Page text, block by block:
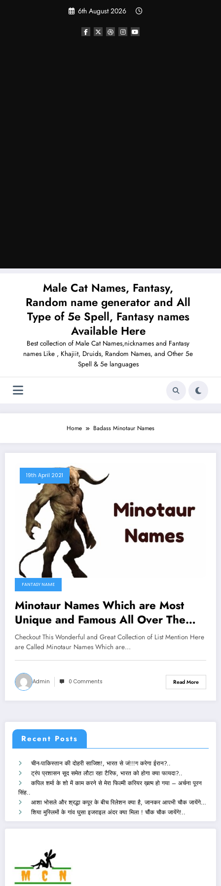
6th August 2026
Male Cat Names, Fantasy,
Random name generator and All
Type of 5e Spell, Fantasy names
Available Here
Best collection of Male Cat Names,nicknames and Fantasy
names Like , Khajiit, Druids, Random Names, and Other 5e
Spell & 5e languages
Home Badass Minotaur Names
19th April 2021
FANTASY NAME
Minotaur Names Which are Most
Unique and Famous All Over The
Worlds
Checkout This Wonderful and Great Collection of List Mention Here
are Called Minotaur Names Which are…
Admin 0 Comments Read More
Recent Posts
चीन-पाकिस्तान की दोहरी साजिश!, भारत से जं!!!ग करेगा ईरान?..
ट्रंप प्रशासन सूद समेत लौटा रहा टैरिफ, भारत को होगा क्या फायदा?..
कपिल शर्मा के शो में काम करने से मेरा फिल्मी करियर ख़त्म हो गया – अर्चना पूरन
सिंह..
आशा भोसले और श्रद्धा कपूर के बीच रिलेशन क्या है, जानकर आपभी चौक जायेंगे…
शिया मुस्लिमों के गांव घुसा इजराइल अंदर क्या मिला ! चौंक चौक जायेंगे!..